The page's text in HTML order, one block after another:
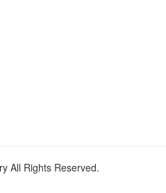
All Rights Reserved.